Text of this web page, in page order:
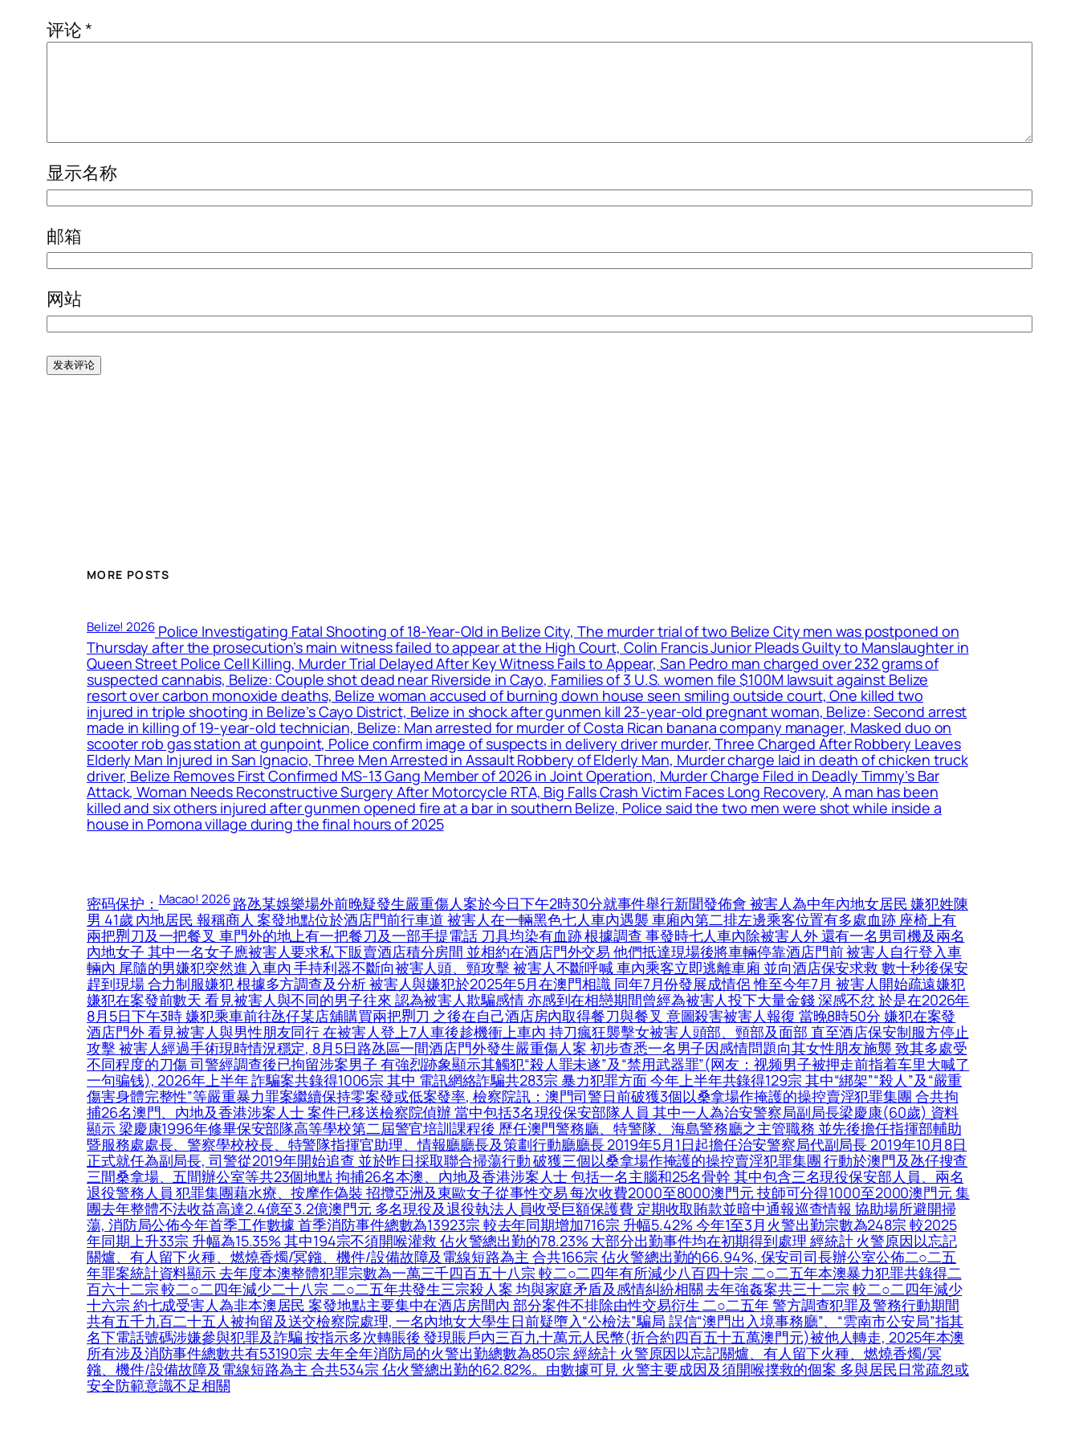
评论*
显示名称
邮箱
网站
MORE POSTS
Belize! 2026Police Investigating Fatal Shooting of 18-Year-Old in Belize City, The murder trial of two Belize City men was postponed on
Thursday after the prosecution’s main witness failed to appear at the High Court, Colin Francis Junior Pleads Guilty to Manslaughter in
Queen Street Police Cell Killing, Murder Trial Delayed After Key Witness Fails to Appear, San Pedro man charged over 232 grams of
suspected cannabis, Belize: Couple shot dead near Riverside in Cayo, Families of 3 U.S. women file $100M lawsuit against Belize
resort over carbon monoxide deaths, Belize woman accused of burning down house seen smiling outside court, One killed two
injured in triple shooting in Belize’s Cayo District, Belize in shock after gunmen kill 23-year-old pregnant woman, Belize: Second arrest
made in killing of 19-year-old technician, Belize: Man arrested for murder of Costa Rican banana company manager, Masked duo on
scooter rob gas station at gunpoint, Police confirm image of suspects in delivery driver murder, Three Charged After Robbery Leaves
Elderly Man Injured in San Ignacio, Three Men Arrested in Assault Robbery of Elderly Man, Murder charge laid in death of chicken truck
driver, Belize Removes First Confirmed MS-13 Gang Member of 2026 in Joint Operation, Murder Charge Filed in Deadly Timmy’s Bar
Attack, Woman Needs Reconstructive Surgery After Motorcycle RTA, Big Falls Crash Victim Faces Long Recovery, A man has been
killed and six others injured after gunmen opened fire at a bar in southern Belize, Police said the two men were shot while inside a
house in Pomona village during the final hours of 2025
密码保护：Macao! 2026路氹某娛樂場外前晚疑發生嚴重傷人案於今日下午2時30分就事件舉行新聞發佈會 被害人為中年內地女居民 嫌犯姓陳
男 41歲 內地居民 報稱商人 案發地點位於酒店門前行車道 被害人在一輛黑色七人車內遇襲 車廂內第二排左邊乘客位置有多處血跡 座椅上有
兩把𠝹刀及一把餐叉 車門外的地上有一把餐刀及一部手提電話 刀具均染有血跡 根據調查 事發時七人車內除被害人外 還有一名男司機及兩名
內地女子 其中一名女子應被害人要求私下販賣酒店積分房間 並相約在酒店門外交易 他們抵達現場後將車輛停靠酒店門前 被害人自行登入車
輛內 尾隨的男嫌犯突然進入車內 手持利器不斷向被害人頭、頸攻擊 被害人不斷呼喊 車內乘客立即逃離車廂 並向酒店保安求救 數十秒後保安
趕到現場 合力制服嫌犯 根據多方調查及分析 被害人與嫌犯於2025年5月在澳門相識 同年7月份發展成情侶 惟至今年7月 被害人開始疏遠嫌犯
嫌犯在案發前數天 看見被害人與不同的男子往來 認為被害人欺騙感情 亦感到在相戀期間曾經為被害人投下大量金錢 深感不忿 於是在2026年
8月5日下午3時 嫌犯乘車前往氹仔某店舖購買兩把𠝹刀 之後在自己酒店房內取得餐刀與餐叉 意圖殺害被害人報復 當晚8時50分 嫌犯在案發
酒店門外 看見被害人與男性朋友同行 在被害人登上7人車後趁機衝上車內 持刀瘋狂襲擊女被害人頭部、頸部及面部 直至酒店保安制服方停止
攻擊 被害人經過手術現時情況穩定, 8月5日路氹區一間酒店門外發生嚴重傷人案 初步查悉一名男子因感情問題向其女性朋友施襲 致其多處受
不同程度的刀傷 司警經調查後已拘留涉案男子 有強烈跡象顯示其觸犯“殺人罪未遂”及“禁用武器罪”(网友：视频男子被押走前指着车里大喊了
一句骗钱), 2026年上半年 詐騙案共錄得1006宗 其中 電訊網絡詐騙共283宗 暴力犯罪方面 今年上半年共錄得129宗 其中“綁架”“殺人”及“嚴重
傷害身體完整性”等嚴重暴力罪案繼續保持零案發或低案發率, 檢察院訊：澳門司警日前破獲3個以桑拿場作掩護的操控賣淫犯罪集團 合共拘
捕26名澳門、內地及香港涉案人士 案件已移送檢察院偵辦 當中包括3名現役保安部隊人員 其中一人為治安警察局副局長梁慶康(60歲) 資料
顯示 梁慶康1996年修畢保安部隊高等學校第二屆警官培訓課程後 歷任澳門警務廳、特警隊、海島警務廳之主管職務 並先後擔任指揮部輔助
暨服務處處長、警察學校校長、特警隊指揮官助理、情報廳廳長及策劃行動廳廳長 2019年5月1日起擔任治安警察局代副局長 2019年10月8日
正式就任為副局長, 司警從2019年開始追查 並於昨日採取聯合掃蕩行動 破獲三個以桑拿場作掩護的操控賣淫犯罪集團 行動於澳門及氹仔搜查
三間桑拿場、五間辦公室等共23個地點 拘捕26名本澳、內地及香港涉案人士 包括一名主腦和25名骨幹 其中包含三名現役保安部人員、兩名
退役警務人員 犯罪集團藉水療、按摩作偽裝 招攬亞洲及東歐女子從事性交易 每次收費2000至8000澳門元 技師可分得1000至2000澳門元 集
團去年整體不法收益高達2.4億至3.2億澳門元 多名現役及退役執法人員收受巨額保護費 定期收取賄款並暗中通報巡查情報 協助場所避開掃
蕩, 消防局公佈今年首季工作數據 首季消防事件總數為13923宗 較去年同期增加716宗 升幅5.42% 今年1至3月火警出勤宗數為248宗 較2025
年同期上升33宗 升幅為15.35% 其中194宗不須開喉灌救 佔火警總出勤的78.23% 大部分出勤事件均在初期得到處理 經統計 火警原因以忘記
關爐、有人留下火種、燃燒香燭/冥鏹、機件/設備故障及電線短路為主 合共166宗 佔火警總出勤的66.94%, 保安司司長辦公室公佈二○二五
年罪案統計資料顯示 去年度本澳整體犯罪宗數為一萬三千四百五十八宗 較二○二四年有所減少八百四十宗 二○二五年本澳暴力犯罪共錄得二
百六十二宗 較二○二四年減少二十八宗 二○二五年共發生三宗殺人案 均與家庭矛盾及感情糾紛相關 去年強姦案共三十二宗 較二○二四年減少
十六宗 約七成受害人為非本澳居民 案發地點主要集中在酒店房間內 部分案件不排除由性交易衍生 二○二五年 警方調查犯罪及警務行動期間
共有五千九百二十五人被拘留及送交檢察院處理, 一名內地女大學生日前疑墮入“公檢法”騙局 誤信“澳門出入境事務廳”、“雲南市公安局”指其
名下電話號碼涉嫌參與犯罪及詐騙 按指示多次轉賬後 發現賬戶內三百九十萬元人民幣(折合約四百五十五萬澳門元)被他人轉走, 2025年本澳
所有涉及消防事件總數共有53190宗 去年全年消防局的火警出勤總數為850宗 經統計 火警原因以忘記關爐、有人留下火種、燃燒香燭/冥
鏹、機件/設備故障及電線短路為主 合共534宗 佔火警總出勤的62.82%。由數據可見 火警主要成因及須開喉撲救的個案 多與居民日常疏忽或
安全防範意識不足相關